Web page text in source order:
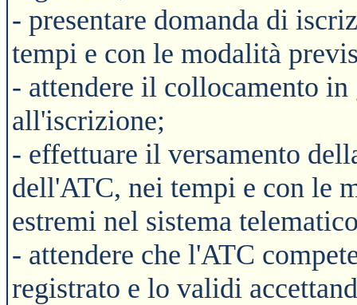
- presentare domanda di
tempi e con le modalità
- attendere il collocamento
all'iscrizione;
- effettuare il versamento
dell'ATC, nei tempi e con le
estremi nel sistema
- attendere che l'ATC
registrato e lo validi